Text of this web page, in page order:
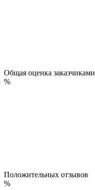
Общая оценка заказчиками
%
Положительных отзывов
%